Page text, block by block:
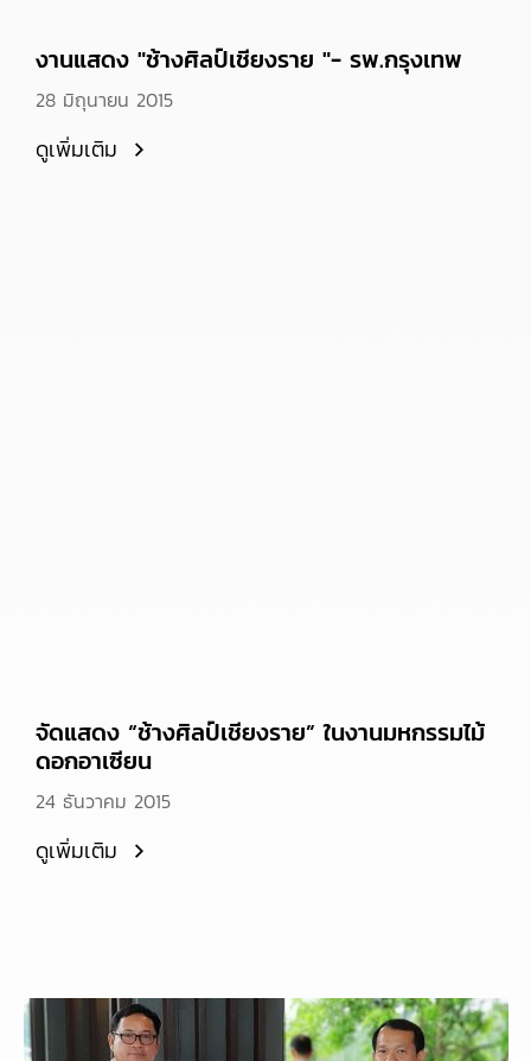
งานแสดง "ช้างศิลป์เชียงราย "- รพ.กรุงเทพ
28 มิถุนายน 2015
ดูเพิ่มเติม
จัดแสดง “ช้างศิลป์เชียงราย” ในงานมหกรรมไม้
ดอกอาเซียน
24 ธันวาคม 2015
ดูเพิ่มเติม